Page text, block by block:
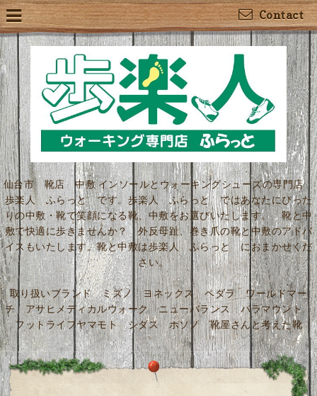
Contact
仙台市 靴店 中敷 インソールとウォーキングシューズの専門店
歩楽人 ふらっと です。歩楽人 ふらっと ではあなたにぴった
りの中敷・靴で笑顔になる靴、中敷をお選びいたします。 靴と中
敷で快適に歩きませんか？ 外反母趾、巻き爪の靴と中敷のアドバ
イスもいたします。靴と中敷は歩楽人 ふらっと におまかせくだ
さい。
取り扱いブランド ミズノ ヨネックス ペダラ ワールドマー
チ アサヒメディカルウォーク ニューバランス パラマウント
フットライフヤマモト シダス ホソノ 靴屋さんと考えた靴